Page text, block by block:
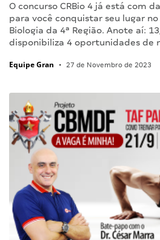
O concurso CRBio 4 já está com
para você conquistar seu lugar no
Biologia da 4ª Região. Anote aí:
disponibiliza 4 oportunidades de
Equipe Gran • 27 de Novembro de 2023